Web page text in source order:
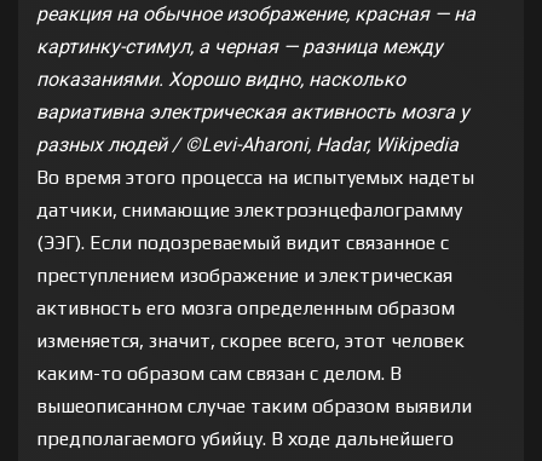
реакция на обычное изображение, красная — на
картинку-стимул, а черная — разница между
показаниями. Хорошо видно, насколько
вариативна электрическая активность мозга у
разных людей / ©Levi-Aharoni, Hadar, Wikipedia
Во время этого процесса на испытуемых надеты
датчики, снимающие электроэнцефалограмму
(ЭЭГ). Если подозреваемый видит связанное с
преступлением изображение и электрическая
активность его мозга определенным образом
изменяется, значит, скорее всего, этот человек
каким-то образом сам связан с делом. В
вышеописанном случае таким образом выявили
предполагаемого убийцу. В ходе дальнейшего